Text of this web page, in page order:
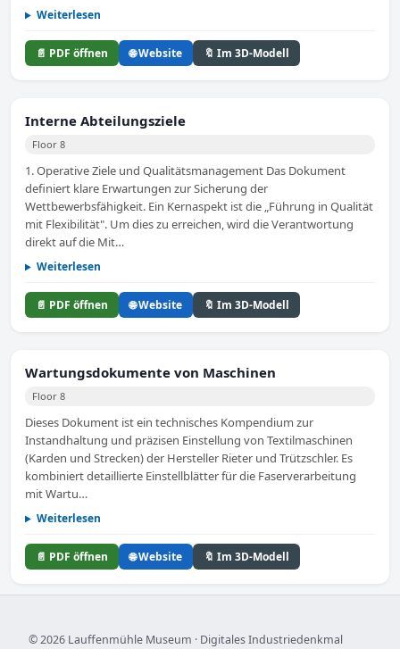
Weiterlesen
📄 PDF öffnen 🌐 Website 🔖 Im 3D-Modell
Interne Abteilungsziele
Floor 8
1. Operative Ziele und Qualitätsmanagement Das Dokument
definiert klare Erwartungen zur Sicherung der
Wettbewerbsfähigkeit. Ein Kernaspekt ist die „Führung in Qualität
mit Flexibilität". Um dies zu erreichen, wird die Verantwortung
direkt auf die Mit…
Weiterlesen
📄 PDF öffnen 🌐 Website 🔖 Im 3D-Modell
Wartungsdokumente von Maschinen
Floor 8
Dieses Dokument ist ein technisches Kompendium zur
Instandhaltung und präzisen Einstellung von Textilmaschinen
(Karden und Strecken) der Hersteller Rieter und Trützschler. Es
kombiniert detaillierte Einstellblätter für die Faserverarbeitung
mit Wartu…
Weiterlesen
📄 PDF öffnen 🌐 Website 🔖 Im 3D-Modell
© 2026 Lauffenmühle Museum · Digitales Industriedenkmal